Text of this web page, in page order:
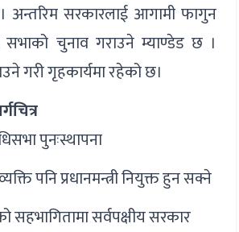
अन्तरिम सरकारलाई आगामी फागुन
सभाको चुनाव गराउने म्याण्डेड छ ।
गरी गृहकार्यमा रहेको छ।
पुनःस्थापना
पनि प्रधानमन्त्री नियुक्त हुन सक्ने
सहभागितामा सर्वपक्षीय सरकार